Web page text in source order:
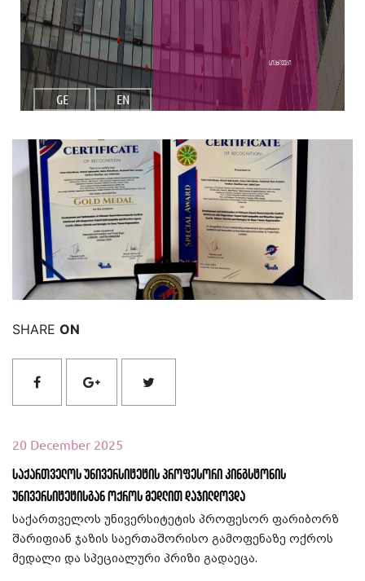
GE EN
სიახლეები
იხილეთ მეტი
SHARE ON
20 December 2025
საქართველოს უნივერსიტეტის პროფესორი კინგსტონის
უნივერსიტეტისგან ოქროს მედლით დაჯილდოვდა
საქართველოს უნივერსიტეტის პროფესორ ფარიბორზ
შარიფიან ჯაზის საერთაშორისო გამოფენაზე ოქროს
მედალი და სპეციალური პრიზი გადაეცა.